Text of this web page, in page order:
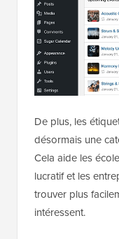
De plus, les
désormais une
Cela aide les
lucratif et les
trouver plus
intéressent.